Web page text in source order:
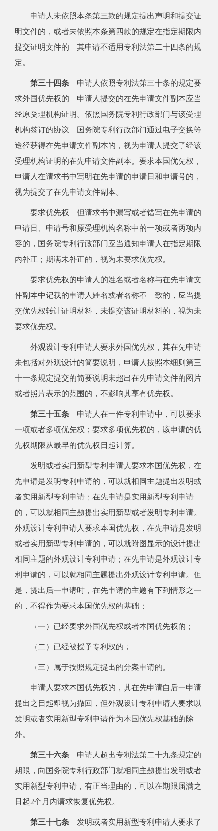
申请人未依照本条第三款的规定提出声明和提交证
明文件的，或者未依照本条第四款的规定在指定期限内
提交证明文件的，其申请不适用专利法第二十四条的规
定。
第三十四条 申请人依照专利法第三十条的规定要
求外国优先权的，申请人提交的在先申请文件副本应当
经原受理机构证明。依照国务院专利行政部门与该受理
机构签订的协议，国务院专利行政部门通过电子交换等
途径获得在先申请文件副本的，视为申请人提交了经该
受理机构证明的在先申请文件副本。要求本国优先权，
申请人在请求书中写明在先申请的申请日和申请号的，
视为提交了在先申请文件副本。
要求优先权，但请求书中漏写或者错写在先申请的
申请日、申请号和原受理机构名称中的一项或者两项内
容的，国务院专利行政部门应当通知申请人在指定期限
内补正；期满未补正的，视为未要求优先权。
要求优先权的申请人的姓名或者名称与在先申请文
件副本中记载的申请人姓名或者名称不一致的，应当提
交优先权转让证明材料，未提交该证明材料的，视为未
要求优先权。
外观设计专利申请人要求外国优先权，其在先申请
未包括对外观设计的简要说明，申请人按照本细则第三
十一条规定提交的简要说明未超出在先申请文件的图片
或者照片表示的范围的，不影响其享有优先权。
第三十五条 申请人在一件专利申请中，可以要求
一项或者多项优先权；要求多项优先权的，该申请的优
先权期限从最早的优先权日起计算。
发明或者实用新型专利申请人要求本国优先权，在
先申请是发明专利申请的，可以就相同主题提出发明或
者实用新型专利申请；在先申请是实用新型专利申请
的，可以就相同主题提出实用新型或者发明专利申请。
外观设计专利申请人要求本国优先权，在先申请是发明
或者实用新型专利申请的，可以就附图显示的设计提出
相同主题的外观设计专利申请；在先申请是外观设计专
利申请的，可以就相同主题提出外观设计专利申请。但
是，提出后一申请时，在先申请的主题有下列情形之一
的，不得作为要求本国优先权的基础：
（一）已经要求外国优先权或者本国优先权的；
（二）已经被授予专利权的；
（三）属于按照规定提出的分案申请的。
申请人要求本国优先权的，其在先申请自后一申请
提出之日起即视为撤回，但外观设计专利申请人要求以
发明或者实用新型专利申请作为本国优先权基础的除
外。
第三十六条 申请人超出专利法第二十九条规定的
期限，向国务院专利行政部门就相同主题提出发明或者
实用新型专利申请，有正当理由的，可以在期限届满之
日起2个月内请求恢复优先权。
第三十七条 发明或者实用新型专利申请人要求了